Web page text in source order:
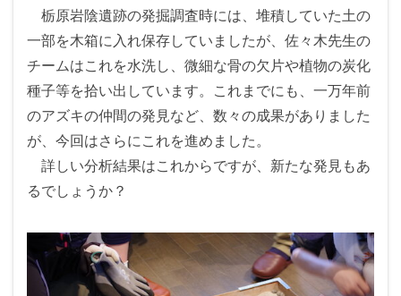
栃原岩陰遺跡の発掘調査時には、堆積していた土の
一部を木箱に入れ保存していましたが、佐々木先生の
チームはこれを水洗し、微細な骨の欠片や植物の炭化
種子等を拾い出しています。これまでにも、一万年前
のアズキの仲間の発見など、数々の成果がありました
が、今回はさらにこれを進めました。
詳しい分析結果はこれからですが、新たな発見もあ
るでしょうか？